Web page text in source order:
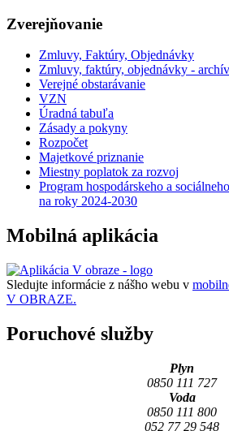
Zverejňovanie
Zmluvy, Faktúry, Objednávky
Zmluvy, faktúry, objednávky - archív
Verejné obstarávanie
VZN
Úradná tabuľa
Zásady a pokyny
Rozpočet
Majetkové priznanie
Miestny poplatok za rozvoj
Program hospodárskeho a
na roky 2024-2030
Mobilná aplikácia
Sledujte informácie z nášho webu v
V OBRAZE.
Poruchové služby
Plyn
0850 111 727
Voda
0850 111 800
052 77 29 548